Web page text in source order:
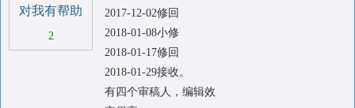
对我有帮助
2
2017-12-02修回
2018-01-08小修
2018-01-17修回
2018-01-29接收。
有四个审稿人，编辑效